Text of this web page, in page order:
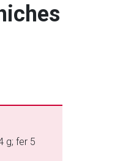
g; fer 5